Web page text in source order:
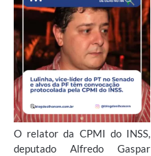
O relator da CPMI do INSS,
deputado Alfredo Gaspar